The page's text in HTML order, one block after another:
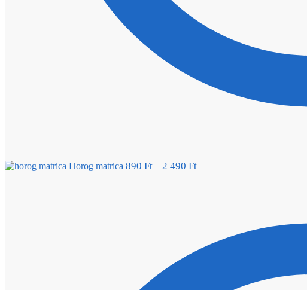
Horog matrica 890 Ft – 2 490 Ft